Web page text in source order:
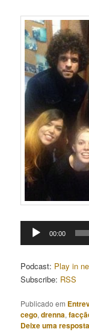
Tocador
00:00
Podcast: Play in
Subscribe: RSS
Publicado em
cego,drenna,
Deixe uma resposta